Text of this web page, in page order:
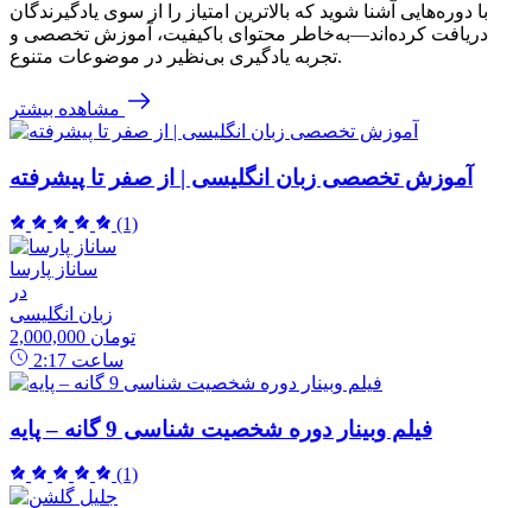
با دوره‌هایی آشنا شوید که بالاترین امتیاز را از سوی یادگیرندگان
دریافت کرده‌اند—به‌خاطر محتوای باکیفیت، آموزش تخصصی و
تجربه یادگیری بی‌نظیر در موضوعات متنوع.
مشاهده بیشتر
آموزش تخصصی زبان انگلیسی | از صفر تا پیشرفته
(1)
ساناز پارسا
در
زبان انگلیسی
2,000,000 تومان
2:17 ساعت
فیلم وبینار دوره شخصیت شناسی 9 گانه – پایه
(1)